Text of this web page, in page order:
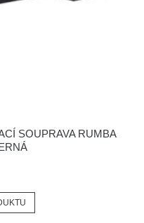
SOUPRAVA RUMBA